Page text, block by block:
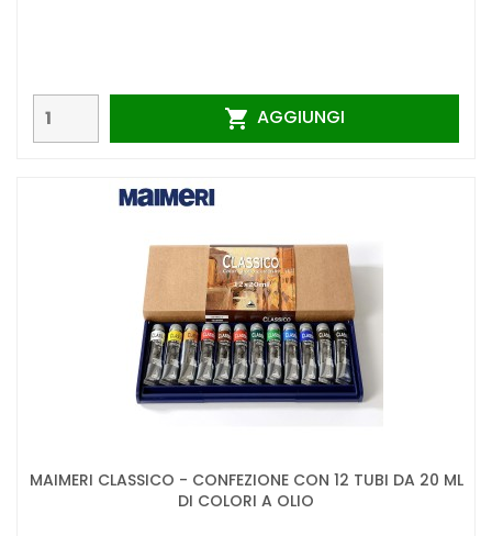
 AGGIUNGI
MAIMERI CLASSICO - CONFEZIONE CON 12 TUBI DA 20 ML
DI COLORI A OLIO